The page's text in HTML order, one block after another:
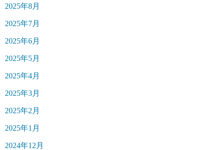
2025年8月
2025年7月
2025年6月
2025年5月
2025年4月
2025年3月
2025年2月
2025年1月
2024年12月